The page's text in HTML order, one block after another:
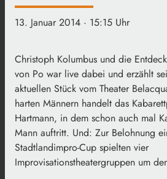
13. Januar 2014 · 15:15 Uhr
Christoph Kolumbus und die
von Po war live dabei und erzählt
aktuellen Stück vom Theater
harten Männern handelt das
Hartmann, in dem schon auch mal
Mann auftritt. Und: Zur Belohnung
Stadtlandimpro-Cup spielten vier
Improvisationstheatergruppen um